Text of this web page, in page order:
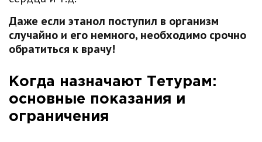
Даже если этанол поступил в организм
случайно и его немного, необходимо срочно
обратиться к врачу!
Когда назначают Тетурам:
основные показания и
ограничения